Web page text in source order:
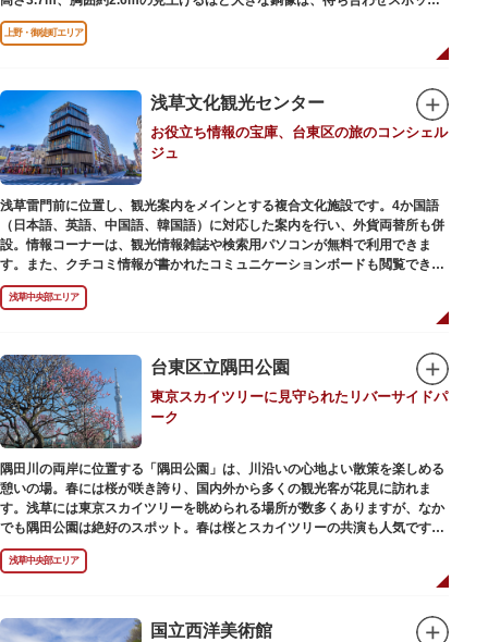
やフォトスポットとして親しまれています。彫刻家、高村光雲によって作ら
れた像は、愛犬のツンと一緒にうさぎ狩りに出かけているところだそう。
上野公園にお立ち寄りの際は、ぜひ「上野の西郷さん」と写真撮影を楽しん
上野・御徒町エリア
浅草文化観光センター
お役立ち情報の宝庫、台東区の旅のコンシェル
ジュ
浅草雷門前に位置し、観光案内をメインとする複合文化施設です。4か国語
（日本語、英語、中国語、韓国語）に対応した案内を行い、外貨両替所も併
設。情報コーナーは、観光情報雑誌や検索用パソコンが無料で利用できま
す。また、クチコミ情報が書かれたコミュニケーションボードも閲覧できる
ので、とっておきの旅のヒントを得られるかも。多目的スペースでは、映像
を活用し台東区のみどころやイベント、歴史、文化を紹介。通常、イスが配
仲見世や、隅田川や東京スカイツリーも一望できるビュースポットとなって
います。
浅草の街並みに溶け込む平屋を重ねたようなおしゃれな外観は、日本を代表
する建築家・隈研吾氏によるデザイン。木の温もりあふれる空間は、初めて
日本を訪れる海外ツーリストにも優しい印象を与えています。
浅草中央部エリア
台東区立隅田公園
東京スカイツリーに見守られたリバーサイドパ
ーク
隅田川の両岸に位置する「隅田公園」は、川沿いの心地よい散策を楽しめる
憩いの場。春には桜が咲き誇り、国内外から多くの観光客が花見に訪れま
す。浅草には東京スカイツリーを眺められる場所が数多くありますが、なか
でも隅田公園は絶好のスポット。春は桜とスカイツリーの共演も人気です。
川沿いにある「隅田公園オープンカフェ」は、店舗の一部を屋外にした開放
的なカフェ・レストラン。綺麗な景色を眺めながら、コーヒー片手にのんび
りと過ごしても良いですね。また、クジラの滑り台が目印の「遊具広場」は
身体を動かせます。
浅草中央部エリア
国立西洋美術館